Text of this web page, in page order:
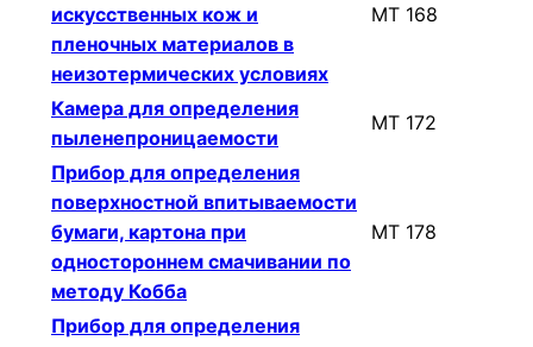
искусственных кож и
пленочных материалов в
неизотермических условиях
МТ 168
Камера для определения
пыленепроницаемости
МТ 172
Прибор для определения
поверхностной впитываемости
бумаги, картона при
одностороннем смачивании по
методу Кобба
МТ 178
Прибор для определения